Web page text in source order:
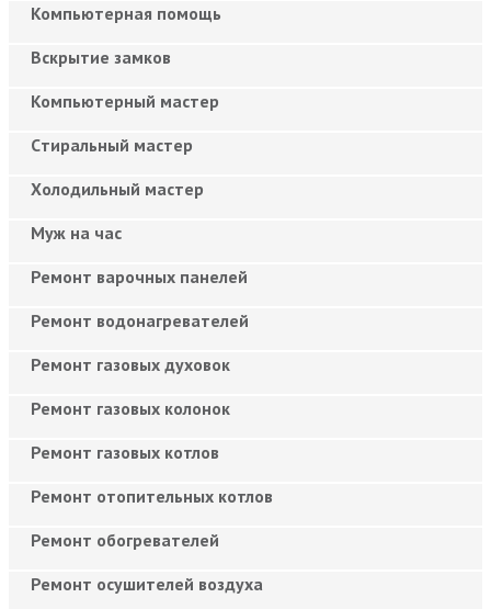
Компьютерная помощь
Вскрытие замков
Компьютерный мастер
Cтиральный мастер
Холодильный мастер
Муж на час
Ремонт варочных панелей
Ремонт водонагревателей
Ремонт газовых духовок
Ремонт газовых колонок
Ремонт газовых котлов
Ремонт отопительных котлов
Ремонт обогревателей
Ремонт осушителей воздуха